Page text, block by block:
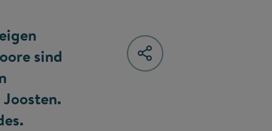
sind